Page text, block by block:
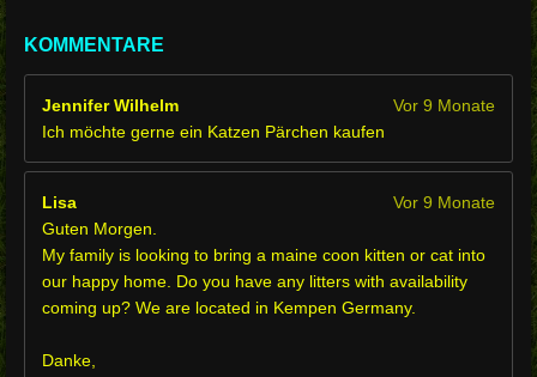
KOMMENTARE
Jennifer Wilhelm
Vor 9 Monate
Ich möchte gerne ein Katzen Pärchen kaufen
Lisa
Vor 9 Monate
Guten Morgen.
My family is looking to bring a maine coon kitten or cat into
our happy home. Do you have any litters with availability
coming up? We are located in Kempen Germany.
Danke,